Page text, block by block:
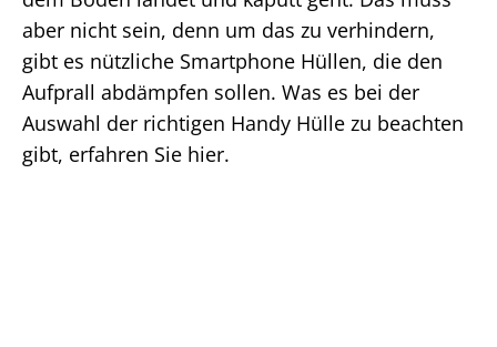
aber nicht sein, denn um das zu verhindern,
gibt es nützliche Smartphone Hüllen, die den
Aufprall abdämpfen sollen. Was es bei der
Auswahl der richtigen Handy Hülle zu beachten
gibt, erfahren Sie hier.